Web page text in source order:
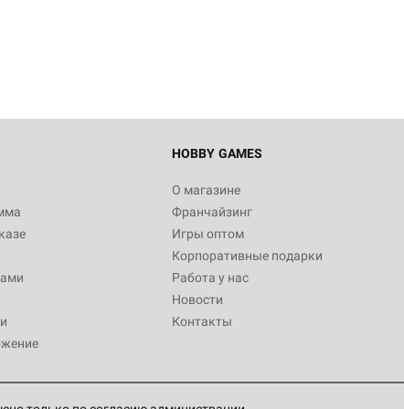
HOBBY GAMES
О магазине
Франчайзинг
Игры оптом
Корпоративные подарки
Работа у нас
Новости
Контакты